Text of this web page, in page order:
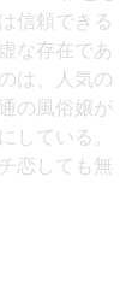
信頼できる
な存在であ
は、人気の
の風俗嬢が
している。
恋しても無